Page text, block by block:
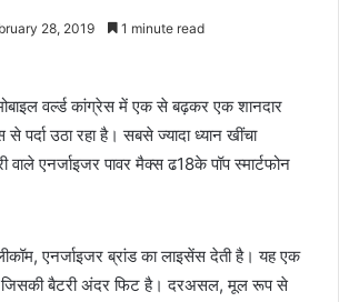
28, 2019 1 minute read
मोबाइल वर्ल्ड कांग्रेस में एक से बढ़कर एक शानदार
से पर्दा उठा रहा है। सबसे ज्यादा ध्यान खींचा
एनर्जाइजर पावर मैक्स ढ18के पॉप स्मार्टफोन
एनर्जाइजर ब्रांड का लाइसेंस देती है। यह एक
जिसकी बैटरी अंदर फिट है। दरअसल, मूल रूप से